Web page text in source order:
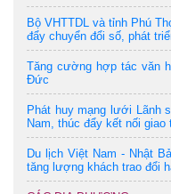
Bộ VHTTDL và tỉnh Phú
đẩy chuyển đổi số, phát
Tăng cường hợp tác văn
Đức
Phát huy mạng lưới Lãnh
Nam, thúc đẩy kết nối
Du lịch Việt Nam - Nhật
tăng lượng khách trao đổi